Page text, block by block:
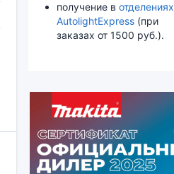
получение в отделениях
AutolightExpress (при
заказах от 1500 руб.).